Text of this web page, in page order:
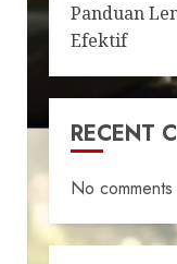
Panduan
Efektif
RECENT
No